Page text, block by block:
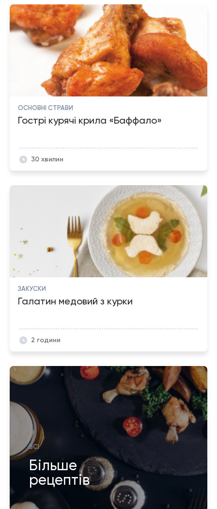
ОСНОВНІ СТРАВИ
Гострі курячі крила «Баффало»
30 хвилин
ЗАКУСКИ
Галатин медовий з курки
2 години
ВСІ
Більше
рецептів